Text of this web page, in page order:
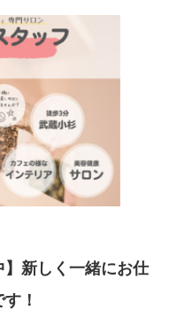
】新しく一緒にお仕
！